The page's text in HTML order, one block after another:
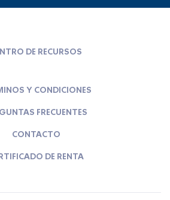
DE RECURSOS
Y CONDICIONES
FRECUENTES
CONTACTO
DE RENTA